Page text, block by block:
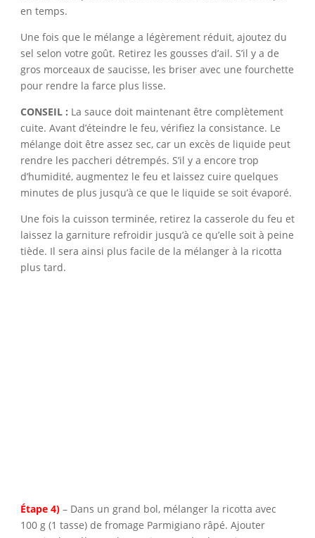
en temps.
Une fois que le mélange a légèrement réduit, ajoutez du
sel selon votre goût. Retirez les gousses d’ail. S’il y a de
gros morceaux de saucisse, les briser avec une fourchette
pour rendre la farce plus lisse.
CONSEIL : La sauce doit maintenant être complètement
cuite. Avant d’éteindre le feu, vérifiez la consistance. Le
mélange doit être assez sec, car un excès de liquide peut
rendre les paccheri détrempés. S’il y a encore trop
d’humidité, augmentez le feu et laissez cuire quelques
minutes de plus jusqu’à ce que le liquide se soit évaporé.
Une fois la cuisson terminée, retirez la casserole du feu et
laissez la garniture refroidir jusqu’à ce qu’elle soit à peine
tiède. Il sera ainsi plus facile de la mélanger à la ricotta
plus tard.
Étape 4) – Dans un grand bol, mélanger la ricotta avec
100 g (1 tasse) de fromage Parmigiano râpé. Ajouter